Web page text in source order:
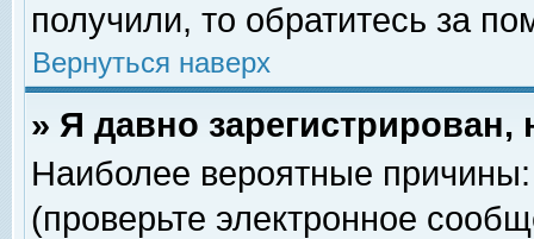
получили, то обратитесь за
Вернуться наверх
» Я давно
Наиболее вероятные
(проверьте электронное